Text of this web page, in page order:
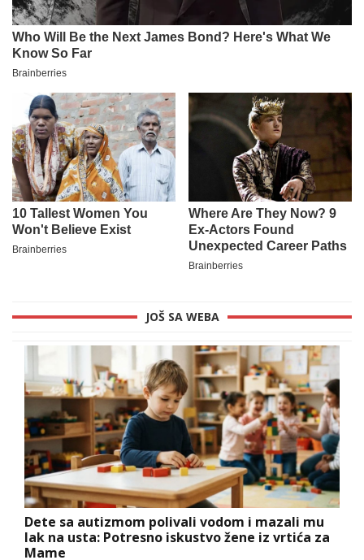
JOŠ SA WEBA
Dete sa autizmom polivali vodom i mazali mu
lak na usta: Potresno iskustvo žene iz vrtića za
Mame